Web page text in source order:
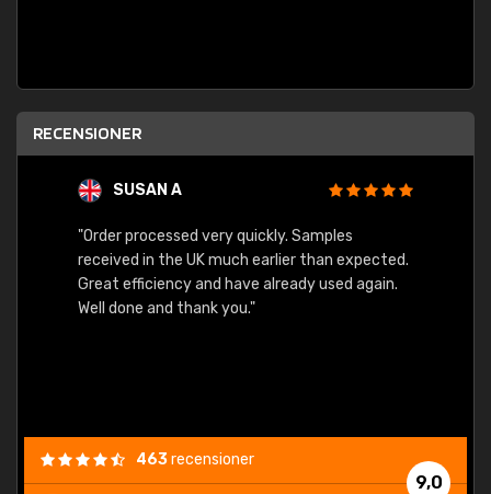
RECENSIONER
SUSAN A
"Order processed very quickly. Samples
received in the UK much earlier than expected.
Great efficiency and have already used again.
Well done and thank you."
9,0
463recensioner